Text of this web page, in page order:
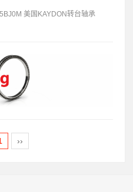
美国KAYDON转台轴承
››